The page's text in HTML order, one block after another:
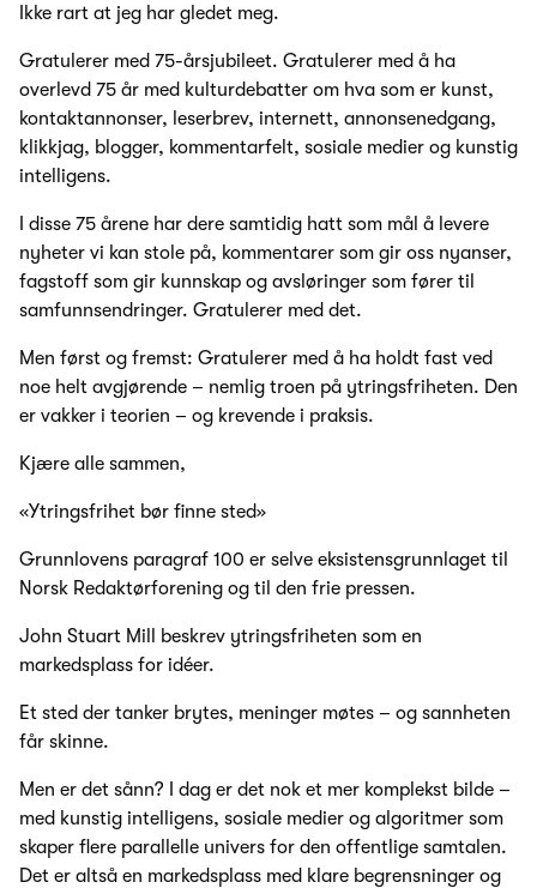
Ikke rart at jeg har gledet meg.
Gratulerer med 75-årsjubileet. Gratulerer med å ha
overlevd 75 år med kulturdebatter om hva som er kunst,
kontaktannonser, leserbrev, internett, annonsenedgang,
klikkjag, blogger, kommentarfelt, sosiale medier og kunstig
intelligens.
I disse 75 årene har dere samtidig hatt som mål å levere
nyheter vi kan stole på, kommentarer som gir oss nyanser,
fagstoff som gir kunnskap og avsløringer som fører til
samfunnsendringer. Gratulerer med det.
Men først og fremst: Gratulerer med å ha holdt fast ved
noe helt avgjørende – nemlig troen på ytringsfriheten. Den
er vakker i teorien – og krevende i praksis.
Kjære alle sammen,
«Ytringsfrihet bør finne sted»
Grunnlovens paragraf 100 er selve eksistensgrunnlaget til
Norsk Redaktørforening og til den frie pressen.
John Stuart Mill beskrev ytringsfriheten som en
markedsplass for idéer.
Et sted der tanker brytes, meninger møtes – og sannheten
får skinne.
Men er det sånn? I dag er det nok et mer komplekst bilde –
med kunstig intelligens, sosiale medier og algoritmer som
skaper flere parallelle univers for den offentlige samtalen.
Det er altså en markedsplass med klare begrensninger og